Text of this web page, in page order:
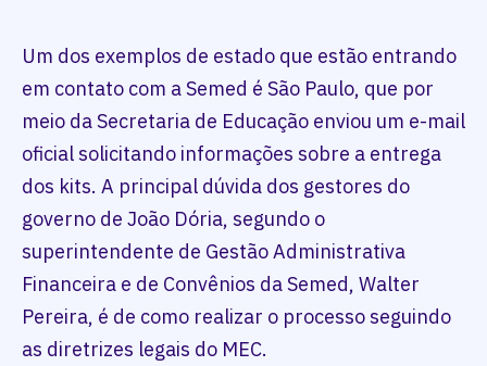
Um dos exemplos de estado que estão entrando
em contato com a Semed é São Paulo, que por
meio da Secretaria de Educação enviou um e-mail
oficial solicitando informações sobre a entrega
dos kits. A principal dúvida dos gestores do
governo de João Dória, segundo o
superintendente de Gestão Administrativa
Financeira e de Convênios da Semed, Walter
Pereira, é de como realizar o processo seguindo
as diretrizes legais do MEC.